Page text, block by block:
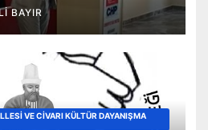
BAYIR
VE CIVARI KÜLTÜR DAYANIŞMA